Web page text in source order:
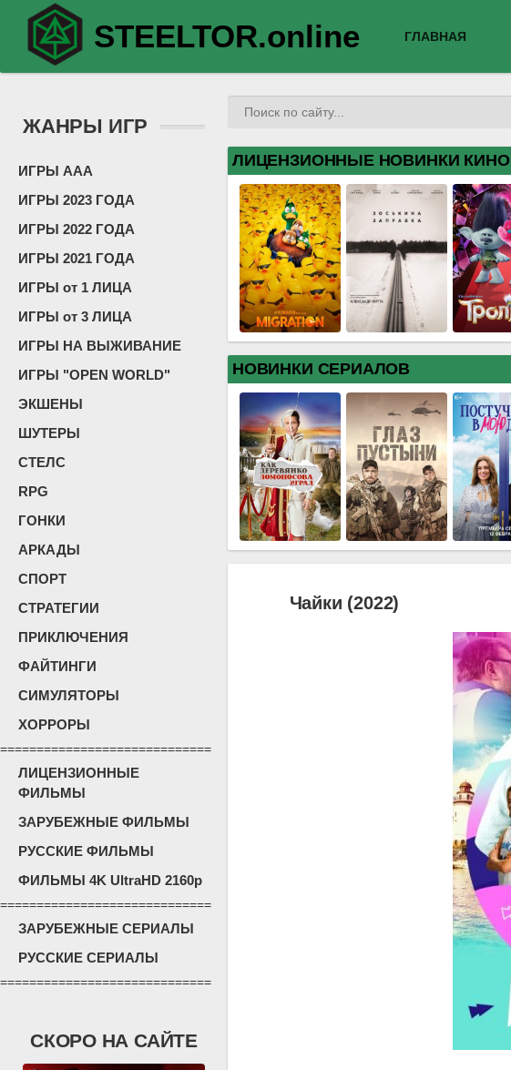
STEELTOR.online ГЛАВНАЯ
ЖАНРЫ ИГР
ИГРЫ ААА
ИГРЫ 2023 ГОДА
ИГРЫ 2022 ГОДА
ИГРЫ 2021 ГОДА
ИГРЫ от 1 ЛИЦА
ИГРЫ от 3 ЛИЦА
ИГРЫ НА ВЫЖИВАНИЕ
ИГРЫ "OPEN WORLD"
ЭКШЕНЫ
ШУТЕРЫ
СТЕЛС
RPG
ГОНКИ
АРКАДЫ
СПОРТ
СТРАТЕГИИ
ПРИКЛЮЧЕНИЯ
ФАЙТИНГИ
СИМУЛЯТОРЫ
ХОРРОРЫ
=============================
ЛИЦЕНЗИОННЫЕ
ФИЛЬМЫ
ЗАРУБЕЖНЫЕ ФИЛЬМЫ
РУССКИЕ ФИЛЬМЫ
ФИЛЬМЫ 4K UltraHD 2160p
=============================
ЗАРУБЕЖНЫЕ СЕРИАЛЫ
РУССКИЕ СЕРИАЛЫ
=============================
СКОРО НА САЙТЕ
ЛИЦЕНЗИОННЫЕ НОВИНКИ КИНО
НОВИНКИ СЕРИАЛОВ
Чайки (2022)